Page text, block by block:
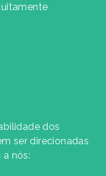
dos
ser direcionadas
nós: